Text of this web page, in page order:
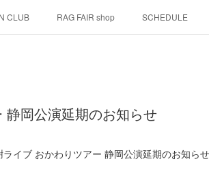
CLUB RAG FAIR shop SCHEDULE
静岡公演延期のお知らせ
イブ おかわりツアー 静岡公演延期のお知らせ